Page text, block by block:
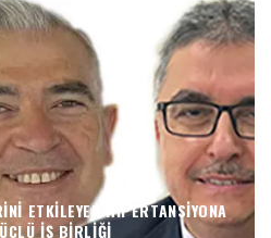
ETKILEYEN HIPERTANSIYONA
İŞ BIRLIĞI